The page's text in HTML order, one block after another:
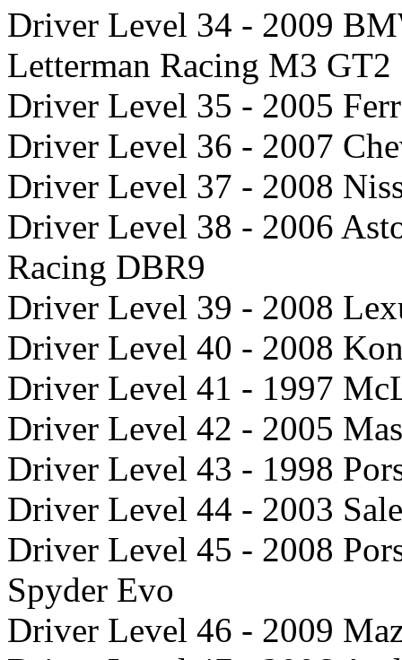
Driver Level 34 - 2009
Letterman Racing M3 GT2
Driver Level 35 - 2005
Driver Level 36 - 2007
Driver Level 37 - 2008
Driver Level 38 - 2006
Racing DBR9
Driver Level 39 - 2008
Driver Level 40 - 2008
Driver Level 41 - 1997
Driver Level 42 - 2005
Driver Level 43 - 1998
Driver Level 44 - 2003
Driver Level 45 - 2008
Spyder Evo
Driver Level 46 - 2009